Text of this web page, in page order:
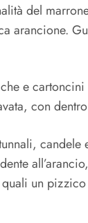
del
arancione.
e
con
candele
un